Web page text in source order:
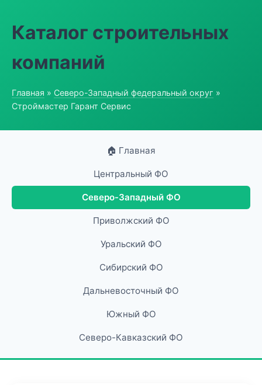
Каталог строительных
компаний
Главная » Северо-Западный федеральный округ »
Строймастер Гарант Сервис
🏠 Главная
Центральный ФО
Северо-Западный ФО
Приволжский ФО
Уральский ФО
Сибирский ФО
Дальневосточный ФО
Южный ФО
Северо-Кавказский ФО